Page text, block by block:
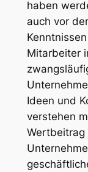
haben
auch vor
Mitarbeiter
Ideen und
verstehen
Wertbeitrag